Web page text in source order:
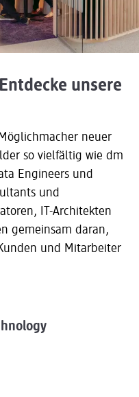
unsere
neuer
so vielfältig wie dm
Engineers und
und
IT-Architekten
gemeinsam daran,
und Mitarbeiter